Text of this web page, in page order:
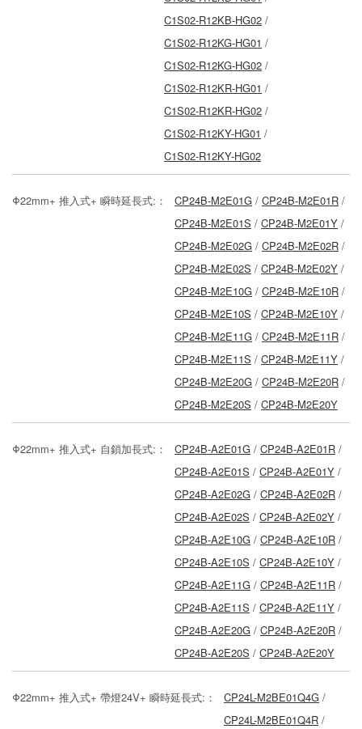
C1S02-R12KB-HG02 /
C1S02-R12KG-HG01 /
C1S02-R12KG-HG02 /
C1S02-R12KR-HG01 /
C1S02-R12KR-HG02 /
C1S02-R12KY-HG01 /
C1S02-R12KY-HG02
Φ22mm+ 推入式+ 瞬時延長式:： CP24B-M2E01G / CP24B-M2E01R /
CP24B-M2E01S / CP24B-M2E01Y /
CP24B-M2E02G / CP24B-M2E02R /
CP24B-M2E02S / CP24B-M2E02Y /
CP24B-M2E10G / CP24B-M2E10R /
CP24B-M2E10S / CP24B-M2E10Y /
CP24B-M2E11G / CP24B-M2E11R /
CP24B-M2E11S / CP24B-M2E11Y /
CP24B-M2E20G / CP24B-M2E20R /
CP24B-M2E20S / CP24B-M2E20Y
Φ22mm+ 推入式+ 自鎖加長式:： CP24B-A2E01G / CP24B-A2E01R /
CP24B-A2E01S / CP24B-A2E01Y /
CP24B-A2E02G / CP24B-A2E02R /
CP24B-A2E02S / CP24B-A2E02Y /
CP24B-A2E10G / CP24B-A2E10R /
CP24B-A2E10S / CP24B-A2E10Y /
CP24B-A2E11G / CP24B-A2E11R /
CP24B-A2E11S / CP24B-A2E11Y /
CP24B-A2E20G / CP24B-A2E20R /
CP24B-A2E20S / CP24B-A2E20Y
Φ22mm+ 推入式+ 帶燈24V+ 瞬時延長式:： CP24L-M2BE01Q4G /
CP24L-M2BE01Q4R /